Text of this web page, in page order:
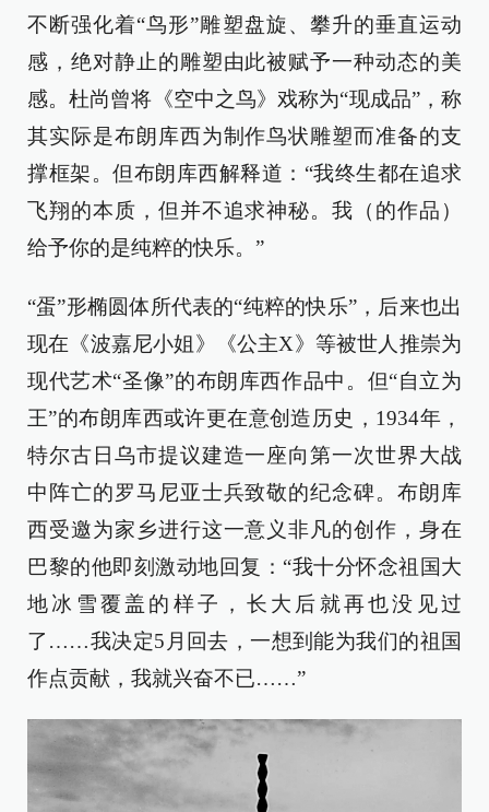
不断强化着“鸟形”雕塑盘旋、攀升的垂直运动
感，绝对静止的雕塑由此被赋予一种动态的美
感。杜尚曾将《空中之鸟》戏称为“现成品”，称
其实际是布朗库西为制作鸟状雕塑而准备的支
撑框架。但布朗库西解释道：“我终生都在追求
飞翔的本质，但并不追求神秘。我（的作品）
给予你的是纯粹的快乐。”
“蛋”形椭圆体所代表的“纯粹的快乐”，后来也出
现在《波嘉尼小姐》《公主X》等被世人推崇为
现代艺术“圣像”的布朗库西作品中。但“自立为
王”的布朗库西或许更在意创造历史，1934年，
特尔古日乌市提议建造一座向第一次世界大战
中阵亡的罗马尼亚士兵致敬的纪念碑。布朗库
西受邀为家乡进行这一意义非凡的创作，身在
巴黎的他即刻激动地回复：“我十分怀念祖国大
地冰雪覆盖的样子，长大后就再也没见过
了……我决定5月回去，一想到能为我们的祖国
作点贡献，我就兴奋不已……”